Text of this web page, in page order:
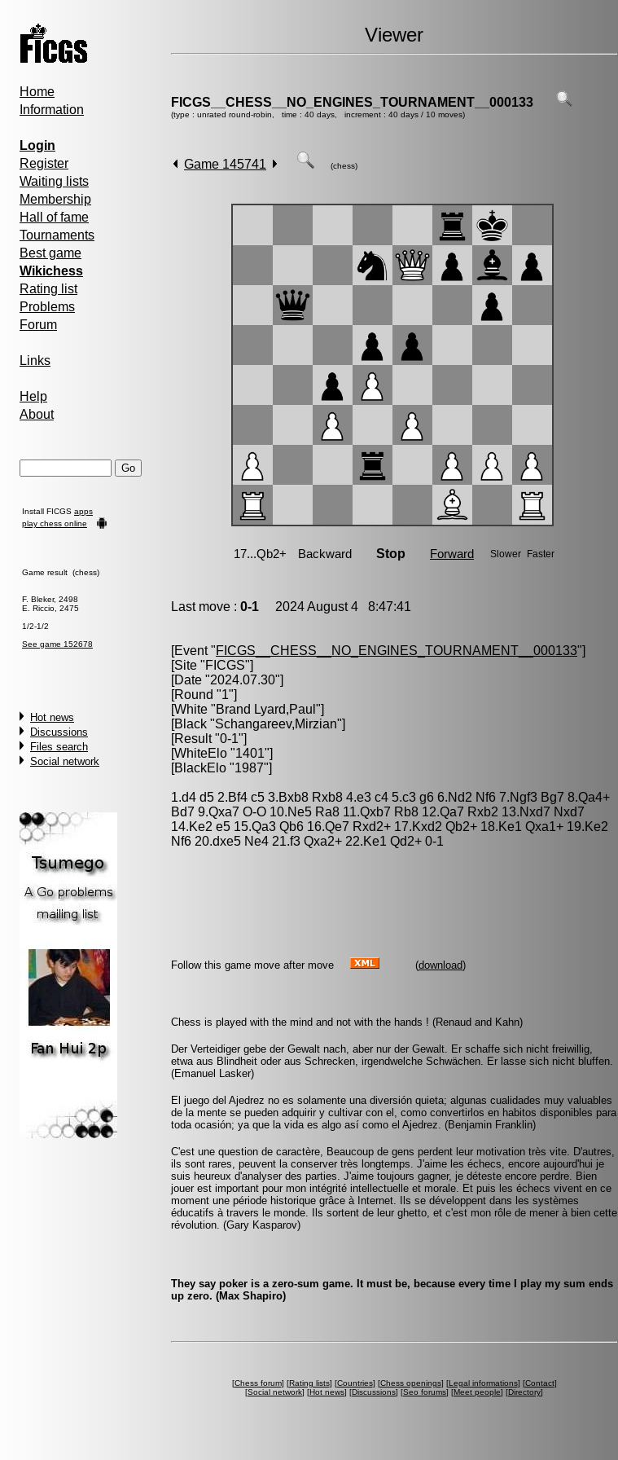
Home
Information
Login
Register
Waiting lists
Membership
Hall of fame
Tournaments
Best game
Wikichess
Rating list
Problems
Forum
Links
Help
About
Install FICGS apps
play chess online
Game result (chess)
F. Bleker, 2498
E. Riccio, 2475
1/2-1/2
See game 152678
Hot news
Discussions
Files search
Social network
Viewer
FICGS__CHESS__NO_ENGINES_TOURNAMENT__000133
(type : unrated round-robin, time : 40 days, increment : 40 days / 10 moves)
Game 145741 (chess)
Last move : 0-1 2024 August 4 8:47:41
[Event "FICGS__CHESS__NO_ENGINES_TOURNAMENT__000133"]
[Site "FICGS"]
[Date "2024.07.30"]
[Round "1"]
[White "Brand Lyard,Paul "]
[Black "Schangareev,Mirzian"]
[Result "0-1"]
[WhiteElo "1401"]
[BlackElo "1987"]
1.d4 d5 2.Bf4 c5 3.Bxb8 Rxb8 4.e3 c4 5.c3 g6 6.Nd2 Nf6 7.Ngf3 Bg7 8.Qa4+
Bd7 9.Qxa7 O-O 10.Ne5 Ra8 11.Qxb7 Rb8 12.Qa7 Rxb2 13.Nxd7 Nxd7
14.Ke2 e5 15.Qa3 Qb6 16.Qe7 Rxd2+ 17.Kxd2 Qb2+ 18.Ke1 Qxa1+ 19.Ke2
Nf6 20.dxe5 Ne4 21.f3 Qxa2+ 22.Ke1 Qd2+ 0-1
Follow this game move after move (download)
Chess is played with the mind and not with the hands ! (Renaud and Kahn)
Der Verteidiger gebe der Gewalt nach, aber nur der Gewalt. Er schaffe sich nicht freiwillig,
etwa aus Blindheit oder aus Schrecken, irgendwelche Schwächen. Er lasse sich nicht bluffen.
(Emanuel Lasker)
El juego del Ajedrez no es solamente una diversión quieta; algunas cualidades muy valuables
de la mente se pueden adquirir y cultivar con el, como convertirlos en habitos disponibles para
toda ocasión; ya que la vida es algo así como el Ajedrez. (Benjamin Franklin)
C'est une question de caractère, Beaucoup de gens perdent leur motivation très vite. D'autres,
ils sont rares, peuvent la conserver très longtemps. J'aime les échecs, encore aujourd'hui je
suis heureux d'analyser des parties. J'aime toujours gagner, je déteste encore perdre. Bien
jouer est important pour mon intégrité intellectuelle et morale. Et puis les échecs vivent en ce
moment une période historique grâce à Internet. Ils se développent dans les systèmes
éducatifs à travers le monde. Ils sortent de leur ghetto, et c'est mon rôle de mener à bien cette
révolution. (Gary Kasparov)
They say poker is a zero-sum game. It must be, because every time I play my sum ends
up zero. (Max Shapiro)
[Chess forum] [Rating lists] [Countries] [Chess openings] [Legal informations] [Contact]
[Social network] [Hot news] [Discussions] [Seo forums] [Meet people] [Directory]